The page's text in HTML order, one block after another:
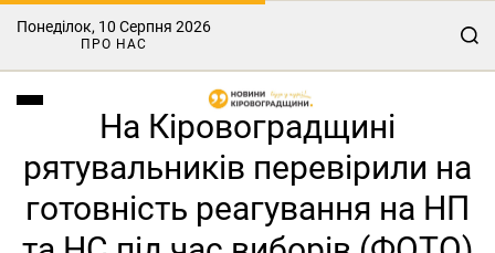
Понеділок, 10 Серпня 2026
ПРО НАС
На Кіровоградщині
рятувальників перевірили на
готовність реагування на НП